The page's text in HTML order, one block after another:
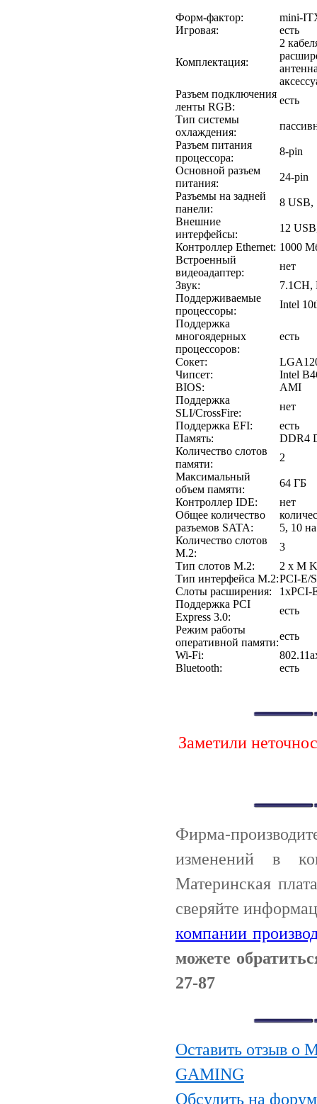
Форм-фактор:
mini-
Игровая:
есть
Комплектация:
2
Разъем подключения
ленты RGB:
есть
Тип системы
охлаждения:
Разъем питания
процессора:
8-pin
Основной разъем
питания:
24-pin
Разъемы на задней
панели:
8 USB,
Внешние
интерфейсы:
12
Контроллер Ethernet: 1000
Встроенный
видеоадаптер:
нет
Звук:
7.1CH,
Поддерживаемые
процессоры:
Intel
Поддержка
многоядерных
процессоров:
есть
Сокет:
Чипсет:
Intel
BIOS:
AMI
Поддержка
SLI/CrossFire:
нет
Поддержка EFI:
есть
Память:
DDR4
Количество слотов
памяти:
2
Максимальный
объем памяти:
64 ГБ
Контроллер IDE:
нет
Общее количество
разъемов SATA:
5, 10
Количество слотов
M.2:
3
Тип слотов M.2:
2 x M
Тип интерфейса M.2:PCI-E/
Слоты расширения:
1xPCI-
Поддержка PCI
Express 3.0:
есть
Режим работы
оперативной памяти:
есть
Wi-Fi:
Bluetooth:
есть
Заметили
Фирма-
изменений в
Материнская
сверяйте
компании
можете
27-87
Оставить отзыв о
GAMING
Обсудить на